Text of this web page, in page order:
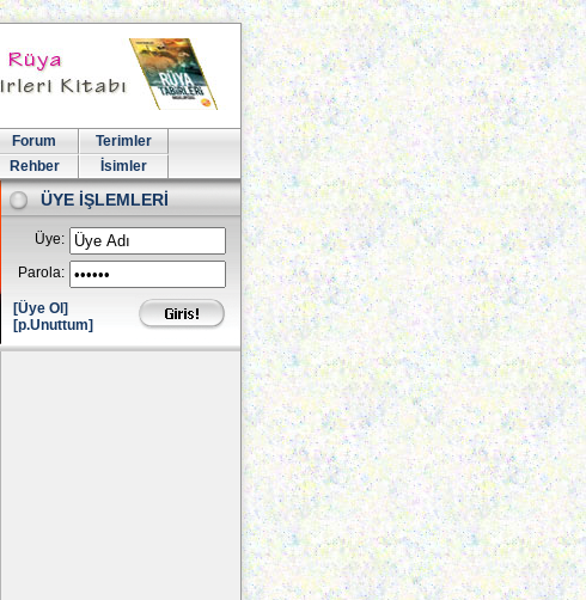
Forum
Terimler
Rehber İsimler
ÜYE İŞLEMLERİ
Üye:
Parola:
[Üye Ol]
[p.Unuttum]